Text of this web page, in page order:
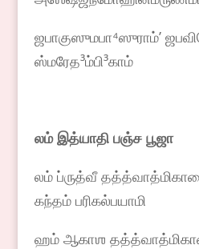
ஜபாகுஸுமபா⁴ஸுராம்ʼ
ஸ்மரேத³ம்பி³காம்
லம் இத்யாதி பஞ்ச பூஜா
லம் ப்ருத்வீ
கந்தம் பரிகல்பயாமி
ஹம் ஆகாஶ